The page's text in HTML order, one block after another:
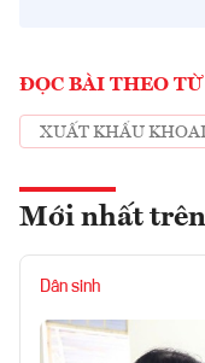
ĐỌC BÀI THEO
XUẤT KHẨU
Mới nhất trên
Dân sinh